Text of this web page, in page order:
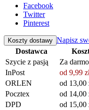
Facebook
Twitter
Pinterest
Koszty dostawy Napisz
Dostawca
Szycie z pasją
Za
InPost
od 9,99
ORLEN
od 13,00
Pocztex
od 14,00
DPD
od 15,00